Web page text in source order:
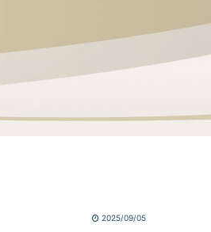
2025/09/05